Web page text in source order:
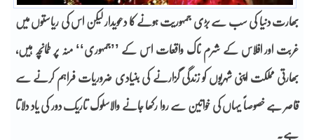
بھارت دنیا کی سب سے بڑی جمہوریت ہونے کا دعویدار لیکن اس کی ریاستوں میں
غربت اور افلاس کے شرم ناک واقعات اس کے ’’جمہوری‘‘ منہ پر طمانچہ ہیں،
بھارتی مملکت اپنی شہریوں کو زندگی گزارنے کی بنیادی ضروریات فراہم کرنے سے
قاصر ہے خصوصاً یہاں کی خواتین سے روا رکھا جانے والاسلوک تاریک دور کی یاد دلاتا
ہے۔